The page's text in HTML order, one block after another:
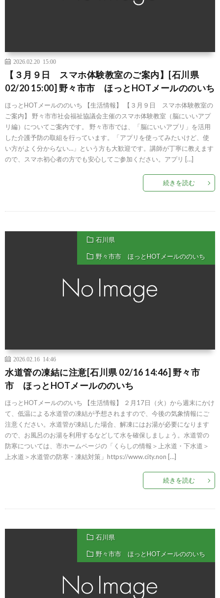
2026.02.20 15:00
【３月９日 スマホ体験教室のご案内】[石川県
02/20 15:00] 野々市市 ほっとHOTメールののいち
ほっとHOTメールののいち 【生活情報】 【３月９日 スマホ体験教室の
ご案内】 野々市市社会福祉協議会主催のスマホ体験教室（脳にいいアプ
リ編）についてご案内です。 野々市市では、「脳にいいアプリ」を活用
した介護予防の取組を行っています。「アプリを使ってみたいけど、使
い方がよく分からない…」という方も大歓迎です。講師が丁寧に教えます
ので、スマホ初心者の方でも安心してご参加ください。アプリ […]
続きを読む
石川県
野々市市 ほっとHOTメールののいち
2026.02.16 14:46
水道管の凍結に注意[石川県 02/16 14:46] 野々市
市 ほっとHOTメールののいち
ほっとHOTメールののいち 【生活情報】 ２月17日（火）から週末にかけ
て、低温による水道管の凍結が予想されますので、今後の気象情報にご
注意ください。水道管が凍結した場合、解凍にはお湯が必要になります
ので、お風呂のお湯を利用するなどして水を確保しましょう。水道管の
防寒については、市ホームページの「くらしの情報＞上水道・下水道＞
上水道＞水道管の防寒・凍結対策」https://www.city.non […]
続きを読む
石川県
野々市市 ほっとHOTメールののいち